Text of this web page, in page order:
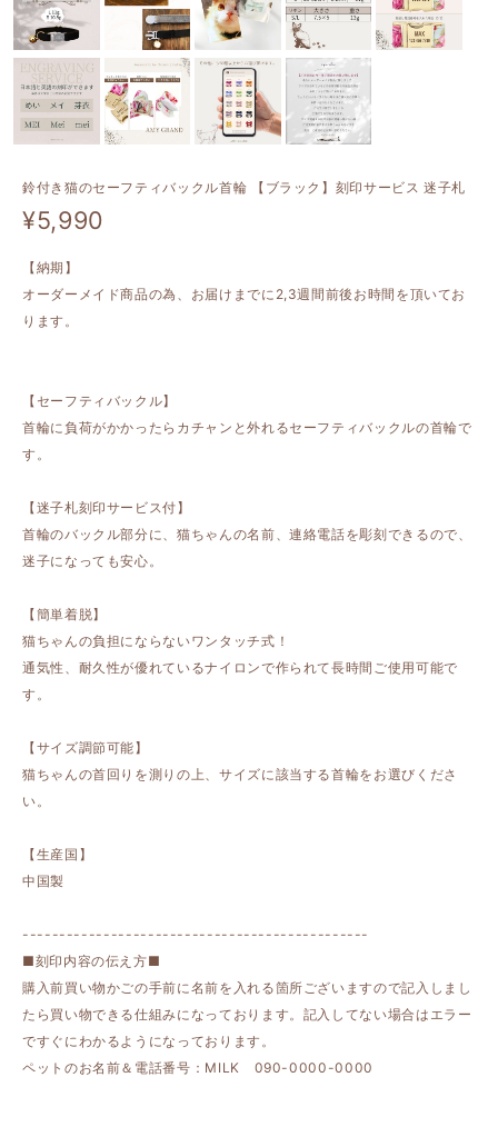
鈴付き猫のセーフティバックル首輪 【ブラック】刻印サービス 迷子札
¥5,990
【納期】
オーダーメイド商品の為、お届けまでに2,3週間前後お時間を頂いてお
ります。
【セーフティバックル】
首輪に負荷がかかったらカチャンと外れるセーフティバックルの首輪で
す。
【迷子札刻印サービス付】
首輪のバックル部分に、猫ちゃんの名前、連絡電話を彫刻できるので、
迷子になっても安心。
【簡単着脱】
猫ちゃんの負担にならないワンタッチ式！
通気性、耐久性が優れているナイロンで作られて長時間ご使用可能で
す。
【サイズ調節可能】
猫ちゃんの首回りを測りの上、サイズに該当する首輪をお選びくださ
い。
【生産国】
中国製
-----------------------------------------------
■刻印内容の伝え方■
購入前買い物かごの手前に名前を入れる箇所ございますので記入しまし
たら買い物できる仕組みになっております。記入してない場合はエラー
ですぐにわかるようになっております。
ペットのお名前＆電話番号：MILK 090-0000-0000